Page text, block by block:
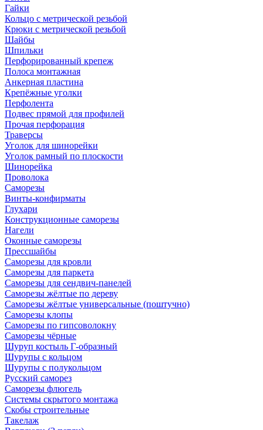
Гайки
Кольцо с метрической резьбой
Крюки с метрической резьбой
Шайбы
Шпильки
Перфорированный крепеж
Полоса монтажная
Анкерная пластина
Крепёжные уголки
Перфолента
Подвес прямой для профилей
Прочая перфорация
Траверсы
Уголок для шинорейки
Уголок рамный по плоскости
Шинорейка
Проволока
Саморезы
Винты-конфирматы
Глухари
Конструкционные саморезы
Нагели
Оконные саморезы
Прессшайбы
Саморезы для кровли
Саморезы для паркета
Саморезы для сендвич-панелей
Саморезы жёлтые по дереву
Саморезы жёлтые универсальные (поштучно)
Саморезы клопы
Саморезы по гипсоволокну
Саморезы чёрные
Шуруп костыль Г-образный
Шурупы с кольцом
Шурупы с полукольцом
Русский саморез
Саморезы флюгель
Системы скрытого монтажа
Скобы строительные
Такелаж